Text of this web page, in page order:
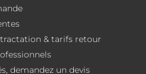
& tarifs retour
demandez un devis